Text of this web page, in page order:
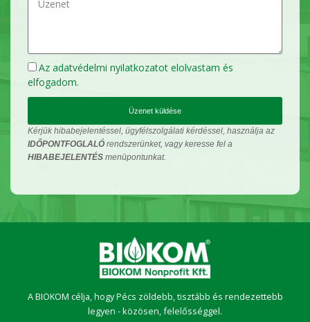
Az adatvédelmi nyilatkozatot elolvastam és
elfogadom.
Üzenet küldése
Kérjük hibabejelentéssel, ügyfélszolgálati kérdéssel, használja az
IDŐPONTFOGLALÓ rendszerünket, vagy keresse fel a
HIBABEJELENTÉS menüpontunkat.
A BIOKOM célja, hogy Pécs zöldebb, tisztább és rendezettebb
legyen - közösen, felelősséggel.